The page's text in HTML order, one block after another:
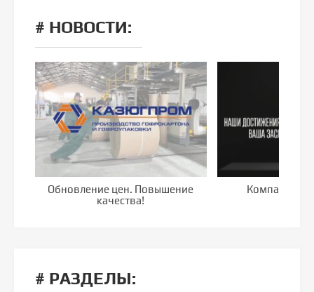
# НОВОСТИ:
Обновление цен. Повышение
качества!
Компания
# РАЗДЕЛЫ: